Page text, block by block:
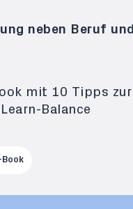
neben Beruf und
mit 10 Tipps zur
Balance
Book